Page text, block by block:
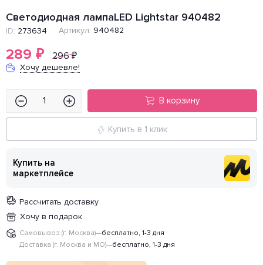
Светодиодная лампаLED Lightstar 940482
ID: 273634 Артикул: 940482
289 ₽ 296₽
Хочу дешевле!
В корзину
Купить в 1 клик
Купить на
маркетплейсе
Рассчитать доставку
Хочу в подарок
Самовывоз (г. Москва)—бесплатно, 1-3 дня
Доставка (г. Москва и МО)—бесплатно, 1-3 дня